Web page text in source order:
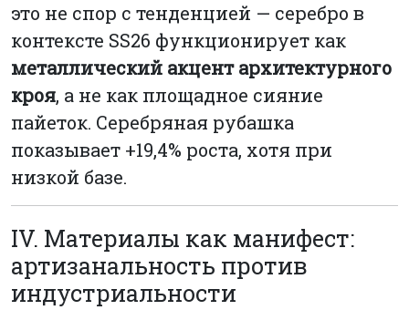
это не спор с тенденцией — серебро в
контексте SS26 функционирует как
металлический акцент архитектурного
кроя, а не как площадное сияние
пайеток. Серебряная рубашка
показывает +19,4% роста, хотя при
низкой базе.
IV. Материалы как манифест:
артизанальность против
индустриальности